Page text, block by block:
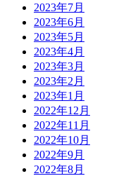
2023年7月
2023年6月
2023年5月
2023年4月
2023年3月
2023年2月
2023年1月
2022年12月
2022年11月
2022年10月
2022年9月
2022年8月